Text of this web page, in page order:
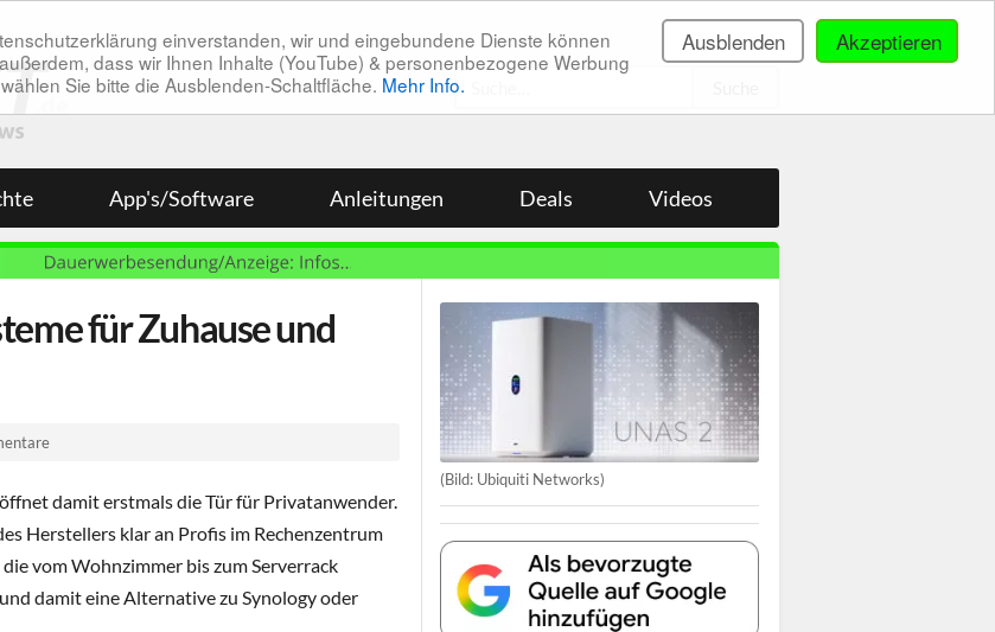
Akzeptieren
Ausblenden
einverstanden, wir und eingebundene Dienste können
dass wir Ihnen Inhalte (YouTube) & personenbezogene Werbung
Sie bitte die Ausblenden-Schaltfläche. Mehr Info.
App's/Software Anleitungen Deals Videos
für Zuhause und
damit erstmals die Tür für Privatanwender.
Herstellers klar an Profis im Rechenzentrum
vom Wohnzimmer bis zum Serverrack
damit eine Alternative zu Synology oder
(Bild: Ubiquiti Networks)